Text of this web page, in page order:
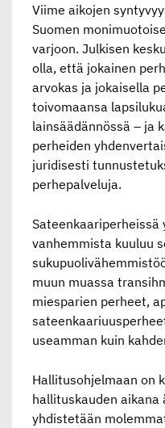
Viime aikojen
Suomen
varjoon. Julkisen
olla, että jokainen
arvokas ja jokaisella
toivomaansa
lainsäädännössä – ja
perheiden
juridisesti
perhepalveluja.
Sateenkaariperheissä
vanhemmista kuuluu
muun muassa
miesparien perheet,
useamman kuin
Hallitusohjelmaan on
hallituskauden aikana
yhdistetään